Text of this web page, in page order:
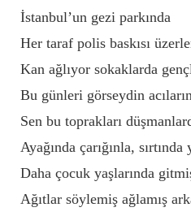
İstanbul’un gezi parkında
Her taraf polis baskısı
Kan ağlıyor sokaklarda
Bu günleri görseydin
Sen bu toprakları
Ayağında çarığınla,
Daha çocuk yaşlarında
Ağıtlar söylemiş ağlamış